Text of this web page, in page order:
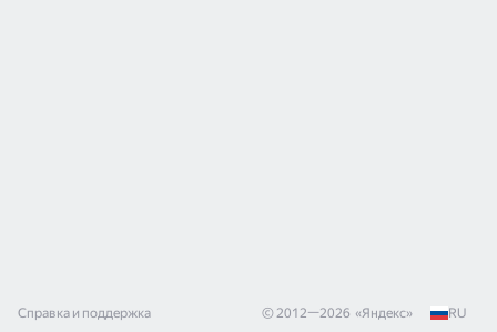
Справка и поддержка © 2012—2026 «Яндекс» RU